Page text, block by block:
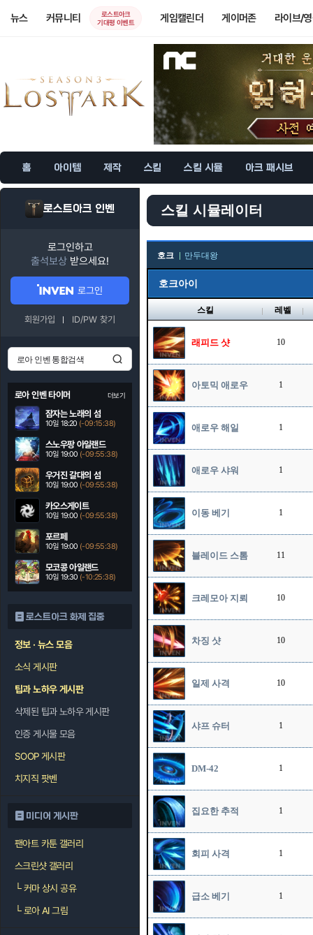
뉴스 커뮤니티
로스트아크
기대평 이벤트
게임캘린더 게이머존 라이브/
홈 아이템 제작 스킬 스킬 시뮬 아크 패시브
로스트아크 인벤
로그인하고
출석보상 받으세요!
로그인
회원가입 ID/PW 찾기
로아 인벤 타이머 더보기
잠자는 노래의 섬
10일 18:20 (-09:15:37)
스노우팡 아일랜드
10일 19:00 (-09:55:37)
우거진 갈대의 섬
10일 19:00 (-09:55:37)
카오스게이트
10일 19:00 (-09:55:37)
포르페
10일 19:00 (-09:55:37)
모코콩 아일랜드
10일 19:30 (-10:25:37)
로스트아크 화제 집중
정보 · 뉴스 모음
소식 게시판
팁과 노하우 게시판
삭제된 팁과 노하우 게시판
인증 게시물 모음
SOOP 게시판
치지직 팟벤
미디어 게시판
팬아트 카툰 갤러리
스크린샷 갤러리
└커마 상시 공유
└로아 AI 그림
스킬 시뮬레이터
호크 만두대왕
호크아이
스킬 레벨
래피드 샷 10
아토믹 애로우 1
애로우 해일 1
애로우 샤워 1
이동 베기 1
블레이드 스톰 11
크레모아 지뢰 10
차징 샷 10
일제 사격 10
샤프 슈터 1
DM-42 1
집요한 추적 1
회피 사격 1
급소 베기 1